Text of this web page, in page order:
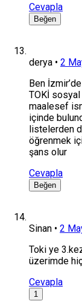
Cevapla
Beğen
derya • 2
Ben
TOKİ
maalesef
içinde
listelerden
öğrenmek
şans olur
Cevapla
Beğen
Sinan • 2
Toki ye
üzerimde
Cevapla
1